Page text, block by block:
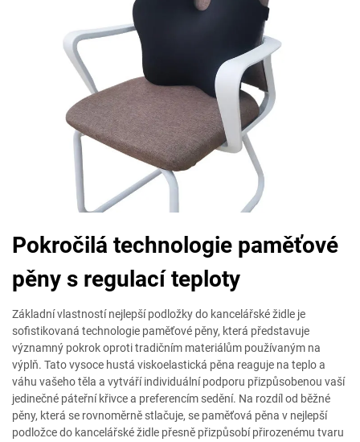
Pokročilá technologie paměťové
pěny s regulací teploty
Základní vlastností nejlepší podložky do kancelářské židle je
sofistikovaná technologie paměťové pěny, která představuje
významný pokrok oproti tradičním materiálům používaným na
výplň. Tato vysoce hustá viskoelastická pěna reaguje na teplo a
váhu vašeho těla a vytváří individuální podporu přizpůsobenou vaší
jedinečné páteřní křivce a preferencím sedění. Na rozdíl od běžné
pěny, která se rovnoměrně stlačuje, se paměťová pěna v nejlepší
podložce do kancelářské židle přesně přizpůsobí přirozenému tvaru